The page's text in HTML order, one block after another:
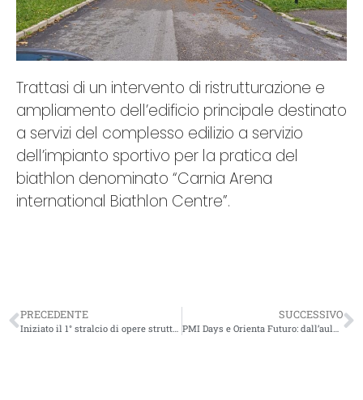
Trattasi di un intervento di ristrutturazione e
ampliamento dell’edificio principale destinato
a servizi del complesso edilizio a servizio
dell’impianto sportivo per la pratica del
biathlon denominato “Carnia Arena
international Biathlon Centre”.
PRECEDENTE
Iniziato il 1° stralcio di opere strutturali per consolidamento statico di edificio storico a Cortina
SUCCESSIVO
PMI Days e Orienta Futuro: dall’aula al cantiere per avvicinare i ragazzi al mondo dell’edilizia